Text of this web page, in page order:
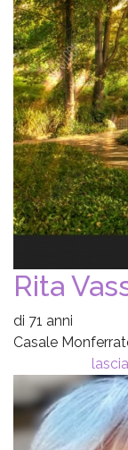
Rita
di 71 anni
Casale